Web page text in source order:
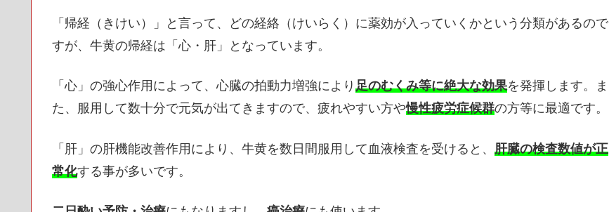
「帰経（きけい）」と言って、どの経絡（けいらく）に薬効が入っていくかという分類があるので
すが、牛黄の帰経は「心・肝」となっています。
「心」の強心作用によって、心臓の拍動力増強により 足のむくみ等に絶大な効果を発揮します。ま
た、服用して数十分で元気が出てきますので、疲れやすい方や慢性疲労症候群の方等に最適です。
「肝」の肝機能改善作用により、牛黄を数日間服用して血液検査を受けると、 肝臓の検査数値が正
常化する事が多いです。